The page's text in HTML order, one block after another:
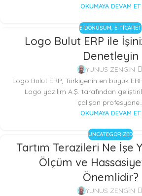
OKUMAYA DEVAM ET
E-DÖNÜŞÜM, E-TICARET
Logo Bulut ERP ile
Denetleyin
YUNUS ZENGİN
Logo Bulut ERP, Türkiyenin en büyük
Logo yazılım A.Ş. tarafından
çalışan profesyone...
OKUMAYA DEVAM ET
UNCATEGORIZED
Tartım Terazileri Ne İşe
Ölçüm ve
Önemlidir?
YUNUS ZENGİN